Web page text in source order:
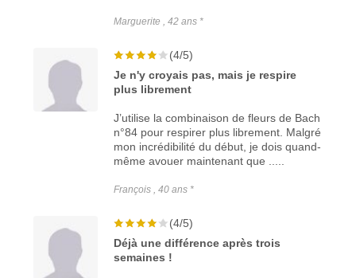
Marguerite , 42 ans *
(4/5)
Je n'y croyais pas, mais je respire
plus librement
J’utilise la combinaison de fleurs de Bach
n°84 pour respirer plus librement. Malgré
mon incrédibilité du début, je dois quand-
même avouer maintenant que .....
François , 40 ans *
(4/5)
Déjà une différence après trois
semaines !